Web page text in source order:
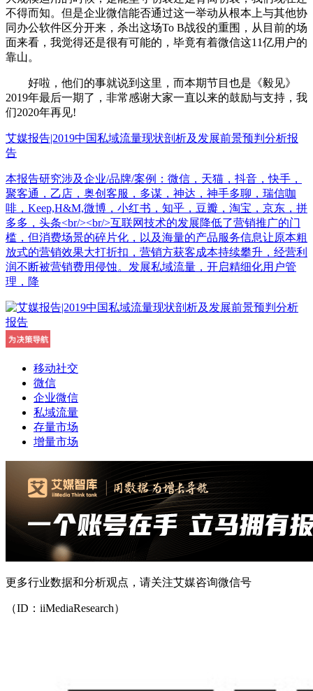
不得而知。但是企业微信能否通过这一举动从根本上与其他协
同办公软件区分开来，杀出这场To B战役的重围，从目前的场
面来看，我觉得还是很有可能的，毕竟有着微信这11亿用户的
靠山。
好啦，他们的事就说到这里，而本期节目也是《毅见》
2019年最后一期了，非常感谢大家一直以来的鼓励与支持，我
们2020年再见!
艾媒报告|2019中国私域流量现状剖析及发展前景预判分析报
告
本报告研究涉及企业/品牌/案例：微信，天猫，抖音，快手，
聚客通，乙店，奥创客服，多谋，神达，神手多聊，瑞信咖
啡，Keep,H&M,微博，小红书，知乎，豆瓣，淘宝，京东，拼
多多，头条<br/><br/>互联网技术的发展降低了营销推广的门
槛，但消费场景的碎片化，以及海量的产品服务信息让原本粗
放式的营销效果大打折扣，营销方获客成本持续攀升，经营利
润不断被营销费用侵蚀。发展私域流量，开启精细化用户管
理，降
移动社交
微信
企业微信
私域流量
存量市场
增量市场
更多行业数据和分析观点，请关注艾媒咨询微信号
（ID：iiMediaResearch）